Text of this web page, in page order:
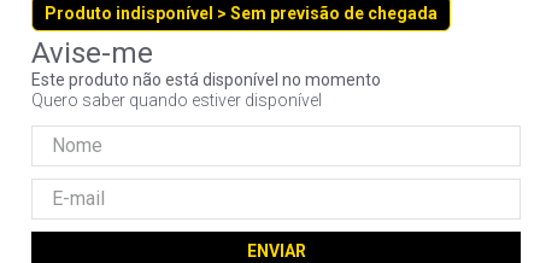
Produto indisponível > Sem previsão de chegada
Este produto não está disponível no momento
Quero saber quando estiver disponível
ENVIAR
9º
noctua